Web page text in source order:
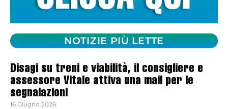
NOTIZIE PIÙ LETTE
Disagi su treni e viabilità, il consigliere e
assessore Vitale attiva una mail per le
segnalazioni
16 Giugno 2026